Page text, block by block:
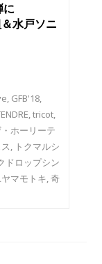
に
水戸ソニ
, GFB'18,
,tricot,
ホーリーテ
, トクマルシ
ドロップシン
マモトキ,奇